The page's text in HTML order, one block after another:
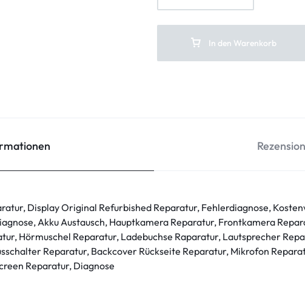
In den Warenkorb
Display Original Refurbished Reparatur, Fehlerdiagnose,
Akku Austausch, Hauptkamera Reparatur, Frontkamera
Hörmuschel Reparatur, Ladebuchse Raparatur, Lautsprecher
Reparatur, Backcover Rückseite Reparatur, Mikrofon
Reparatur, Diagnose